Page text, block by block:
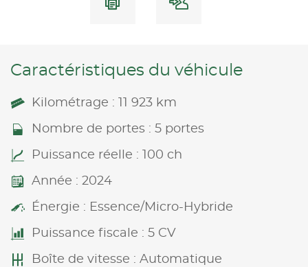
Caractéristiques du véhicule
Kilométrage : 11 923 km
Nombre de portes : 5 portes
Puissance réelle : 100 ch
Année : 2024
Énergie : Essence/Micro-Hybride
Puissance fiscale : 5 CV
Boîte de vitesse : Automatique